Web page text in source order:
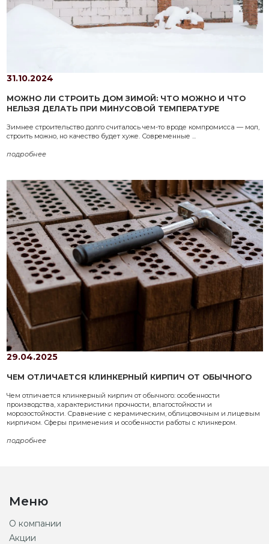
31.10.2024
МОЖНО ЛИ СТРОИТЬ ДОМ ЗИМОЙ: ЧТО МОЖНО И ЧТО
НЕЛЬЗЯ ДЕЛАТЬ ПРИ МИНУСОВОЙ ТЕМПЕРАТУРЕ
Зимнее строительство долго считалось чем-то вроде компромисса — мол,
строить можно, но качество будет хуже. Современные ...
подробнее
29.04.2025
ЧЕМ ОТЛИЧАЕТСЯ КЛИНКЕРНЫЙ КИРПИЧ ОТ ОБЫЧНОГО
Чем отличается клинкерный кирпич от обычного: особенности
производства, характеристики прочности, влагостойкости и
морозостойкости. Сравнение с керамическим, облицовочным и лицевым
кирпичом. Сферы применения и особенности работы с клинкером.
подробнее
Меню
О компании
Акции